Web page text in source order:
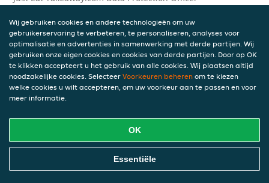
Piet Heinkade 61
1019 GM Amsterdam
Nederland
Bijgewerkte versies van deze
Privacyverklaring
Wij kunnen deze Verklaring van tijd tot tijd bijwerken als
reactie op veranderende juridische, technische of zakelijke
ontwikkelingen. Wanneer wij onze Privacyverklaring
bijwerken, zullen wij passende maatregelen nemen om u
op de hoogte te brengen, in overeenstemming met het
Wij gebruiken cookies en andere technologieën om uw
gebruikerservaring te verbeteren, te personaliseren, analyses voor
optimalisatie en advertenties in samenwerking met derde partijen. Wij
gebruiken onze eigen cookies en cookies van derde partijen. Door op OK
te klikken accepteert u het gebruik van alle cookies. Wij plaatsen altijd
noodzakelijke cookies. Selecteer Voorkeuren beheren om te kiezen
welke cookies u wilt accepteren, om uw voorkeur aan te passen en voor
meer informatie.
OK
Essentiële